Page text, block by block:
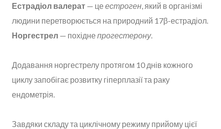
Естрадіол валерат — це естроген , який в організмі
людини перетворюється на природний 17β-естрадіол.
Норгестрел — похідне прогестерону.
Додавання норгестрелу протягом 10 днів кожного
циклу запобігає розвитку гіперплазії та раку
ендометрія.
Завдяки складу та циклічному режиму прийому цієї